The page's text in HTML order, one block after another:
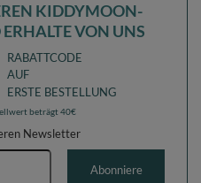
KIDDYMOON-
VON UNS
RABATTCODE
AUF
ERSTE BESTELLUNG
beträgt 40€
Newsletter
E-Mail-Adresse
Abonniere